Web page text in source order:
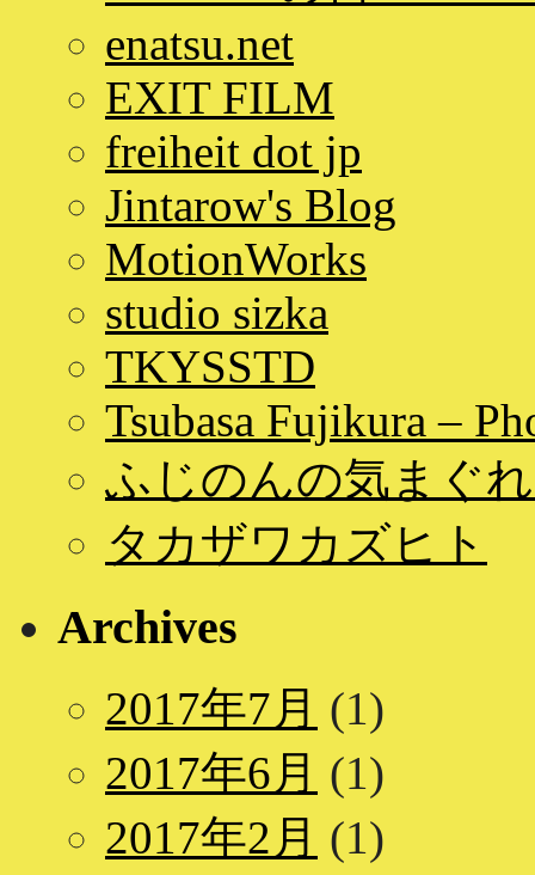
enatsu.net
EXIT FILM
freiheit dot jp
Jintarow's Blog
MotionWorks
studio sizka
TKYSSTD
Tsubasa Fujikura –
ふじのんの気まぐ
タカザワカズヒト
Archives
2017年7月 (1)
2017年6月 (1)
2017年2月 (1)